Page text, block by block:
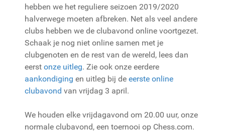
hebben we het reguliere seizoen 2019/2020
halverwege moeten afbreken. Net als veel andere
clubs hebben we de clubavond online voortgezet.
Schaak je nog niet online samen met je
clubgenoten en de rest van de wereld, lees dan
eerst onze uitleg. Zie ook onze eerdere
aankondiging en uitleg bij de eerste online
clubavond van vrijdag 3 april.
We houden elke vrijdagavond om 20.00 uur, onze
normale clubavond, een toernooi op Chess.com.